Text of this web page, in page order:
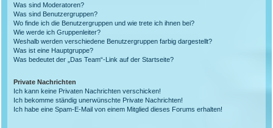
Was sind Moderatoren?
Was sind Benutzergruppen?
Wo finde ich die Benutzergruppen und wie trete ich ihnen bei?
Wie werde ich Gruppenleiter?
Weshalb werden verschiedene Benutzergruppen farbig dargestellt?
Was ist eine Hauptgruppe?
Was bedeutet der „Das Team“-Link auf der Startseite?
Private Nachrichten
Ich kann keine Privaten Nachrichten verschicken!
Ich bekomme ständig unerwünschte Private Nachrichten!
Ich habe eine Spam-E-Mail von einem Mitglied dieses Forums erhalten!